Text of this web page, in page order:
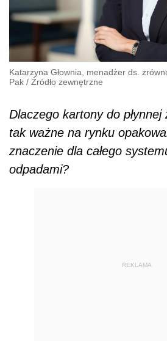
Katarzyna Głownia, menadżer ds.
Pak / Źródło zewnętrzne
Dlaczego kartony do
tak ważne na rynku
znaczenie dla całego
odpadami?
REKLAMA